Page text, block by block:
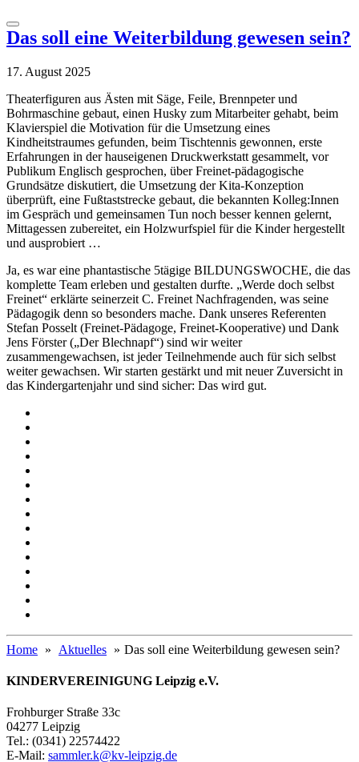
Das soll eine Weiterbildung gewesen sein?
17. August 2025
Theaterfiguren aus Ästen mit Säge, Feile, Brennpeter und
Bohrmaschine gebaut, einen Husky zum Mitarbeiter gehabt, beim
Klavierspiel die Motivation für die Umsetzung eines
Kindheitstraumes gefunden, beim Tischtennis gewonnen, erste
Erfahrungen in der hauseigenen Druckwerkstatt gesammelt, vor
Publikum Englisch gesprochen, über Freinet-pädagogische
Grundsätze diskutiert, die Umsetzung der Kita-Konzeption
überprüft, eine Fußtaststrecke gebaut, die bekannten Kolleg:Innen
im Gespräch und gemeinsamen Tun noch besser kennen gelernt,
Mittagessen zubereitet, ein Holzwurfspiel für die Kinder hergestellt
und ausprobiert …
Ja, es war eine phantastische 5tägige BILDUNGSWOCHE, die das
komplette Team erleben und gestalten durfte. „Werde doch selbst
Freinet“ erklärte seinerzeit C. Freinet Nachfragenden, was seine
Pädagogik denn so besonders mache. Dank unseres Referenten
Stefan Posselt (Freinet-Pädagoge, Freinet-Kooperative) und Dank
Jens Förster („Der Blechnapf“) sind wir weiter
zusammengewachsen, ist jeder Teilnehmende auch für sich selbst
weiter gewachsen. Wir starten gestärkt und mit neuer Zuversicht in
das Kindergartenjahr und sind sicher: Das wird gut.
Home Aktuelles Das soll eine Weiterbildung gewesen sein?
KINDERVEREINIGUNG Leipzig e.V.
Frohburger Straße 33c
04277 Leipzig
Tel.: (0341) 22574422
E-Mail: sammler.k@kv-leipzig.de